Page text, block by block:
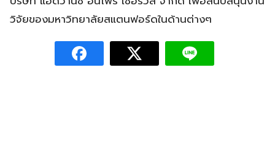
วิจัยของมหาวิทยาลัยสแตนฟอร์ดในด้านต่างๆ